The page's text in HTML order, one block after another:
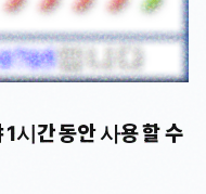
시간 동안 사용 할 수